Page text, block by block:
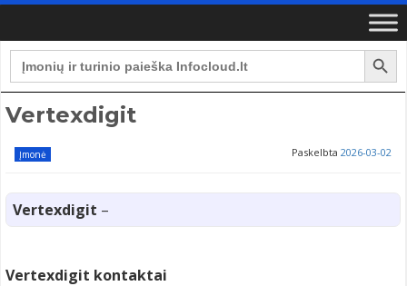
Search
for:
Search Button
Vertexdigit
Įmonė Paskelbta 2026-03-02
Vertexdigit –
Vertexdigit kontaktai